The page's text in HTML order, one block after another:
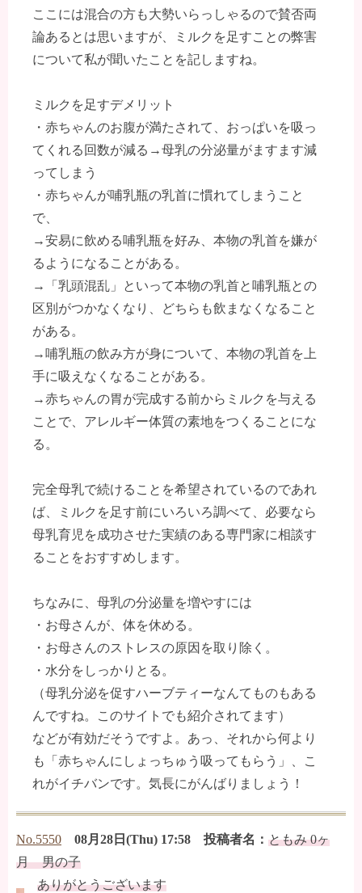
ここには混合の方も大勢いらっしゃるので賛否両
論あるとは思いますが、ミルクを足すことの弊害
について私が聞いたことを記しますね。
ミルクを足すデメリット
・赤ちゃんのお腹が満たされて、おっぱいを吸っ
てくれる回数が減る→母乳の分泌量がますます減
ってしまう
・赤ちゃんが哺乳瓶の乳首に慣れてしまうこと
で、
→安易に飲める哺乳瓶を好み、本物の乳首を嫌が
るようになることがある。
→「乳頭混乱」といって本物の乳首と哺乳瓶との
区別がつかなくなり、どちらも飲まなくなること
がある。
→哺乳瓶の飲み方が身について、本物の乳首を上
手に吸えなくなることがある。
→赤ちゃんの胃が完成する前からミルクを与える
ことで、アレルギー体質の素地をつくることにな
る。
完全母乳で続けることを希望されているのであれ
ば、ミルクを足す前にいろいろ調べて、必要なら
母乳育児を成功させた実績のある専門家に相談す
ることをおすすめします。
ちなみに、母乳の分泌量を増やすには
・お母さんが、体を休める。
・お母さんのストレスの原因を取り除く。
・水分をしっかりとる。
（母乳分泌を促すハーブティーなんてものもある
んですね。このサイトでも紹介されてます）
などが有効だそうですよ。あっ、それから何より
も「赤ちゃんにしょっちゅう吸ってもらう」、こ
れがイチバンです。気長にがんばりましょう！
No.5550 08月28日(Thu) 17:58 投稿者名： ともみ 0ヶ
月 男の子
ありがとうございます